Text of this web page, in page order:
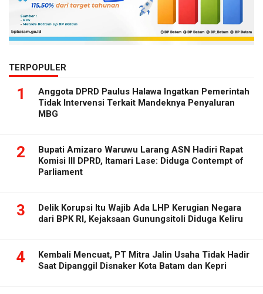
TERPOPULER
1
Anggota DPRD Paulus Halawa Ingatkan Pemerintah
Tidak Intervensi Terkait Mandeknya Penyaluran
MBG
2
Bupati Amizaro Waruwu Larang ASN Hadiri Rapat
Komisi III DPRD, Itamari Lase: Diduga Contempt of
Parliament
3
Delik Korupsi Itu Wajib Ada LHP Kerugian Negara
dari BPK RI, Kejaksaan Gunungsitoli Diduga Keliru
4
Kembali Mencuat, PT Mitra Jalin Usaha Tidak Hadir
Saat Dipanggil Disnaker Kota Batam dan Kepri